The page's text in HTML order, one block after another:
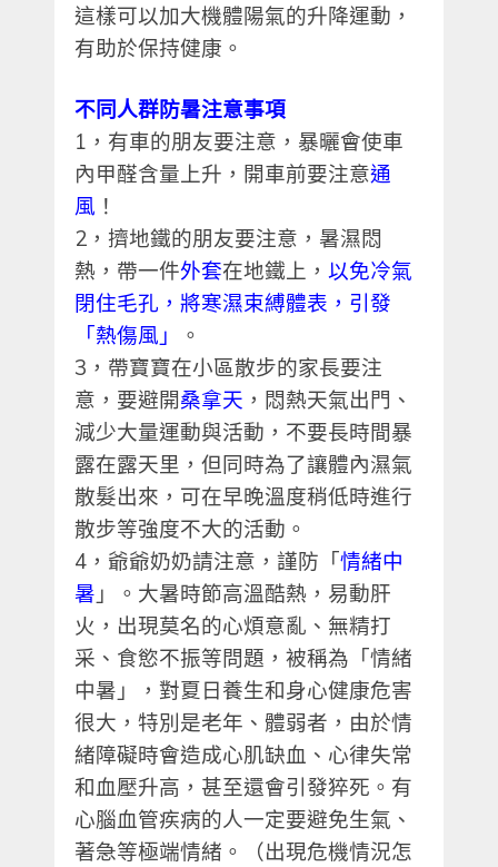
這樣可以加大機體陽氣的升降運動，
有助於保持健康。
不同人群防暑注意事項
1 ，有車的朋友要注意，暴曬會使車
內甲醛含量上升，開車前要注意通
風 ！
2 ，擠地鐵的朋友要注意，暑濕悶
熱，帶一件外套在地鐵上， 以免冷氣
閉住毛孔，將寒濕束縛體表，引發
「熱傷風」
。
3 ，帶寶寶在小區散步的家長要注
意，要避開桑拿天 ，悶熱天氣出門、
減少大量運動與活動，不要長時間暴
露在露天里，但同時為了讓體內濕氣
散髮出來，可在早晚溫度稍低時進行
散步等強度不大的活動。
4 ，爺爺奶奶請注意，謹防「情緒中
暑 」。大暑時節高溫酷熱，易動肝
火，出現莫名的心煩意亂、無精打
采、食慾不振等問題，被稱為「情緒
中暑」，對夏日養生和身心健康危害
很大，特別是老年、體弱者，由於情
緒障礙時會造成心肌缺血、心律失常
和血壓升高，甚至還會引發猝死。有
心腦血管疾病的人一定要避免生氣、
著急等極端情緒。（出現危機情況怎